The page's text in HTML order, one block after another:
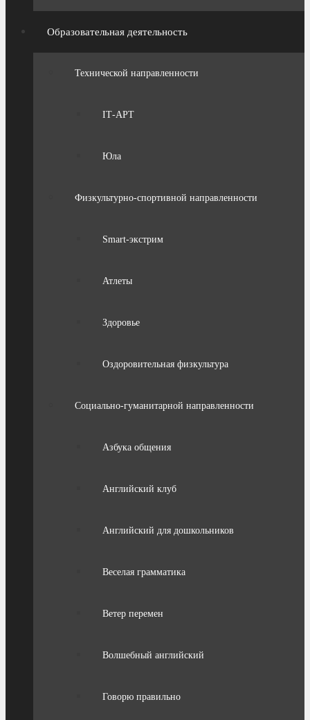
Образовательная деятельность
Технической направленности
IТ-АРТ
Юла
Физкультурно-спортивной направленности
Smart-экстрим
Атлеты
Здоровье
Оздоровительная физкультура
Социально-гуманитарной направленности
Азбука общения
Английский клуб
Английский для дошкольников
Веселая грамматика
Ветер перемен
Волшебный английский
Говорю правильно